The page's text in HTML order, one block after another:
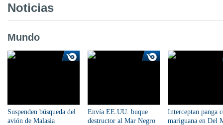
Noticias
Mundo
Suspenden búsqueda del
avión de Malasia
Envía EE.UU. buque
destructor al Mar Negro
Interceptan panga
mariguana en Del